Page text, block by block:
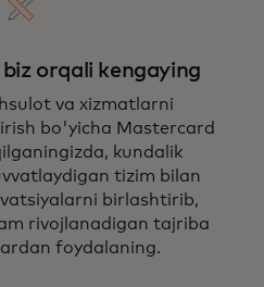
orqali kengaying
va xizmatlarni
bo'yicha Mastercard
kundalik
tizim bilan
birlashtirib,
rivojlanadigan tajriba
foydalaning.